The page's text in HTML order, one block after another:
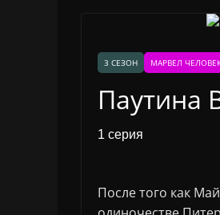
3 СЕЗОН МАРВЕЛ
Паутина
1 серия
После того как